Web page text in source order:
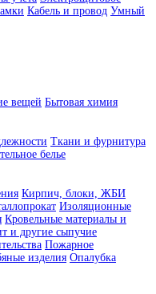
Кабель и провод Умный
вещей Бытовая химия
Ткани и фурнитура
белье
Кирпич, блоки, ЖБИ
Изоляционные
Кровельные материалы и
и другие сыпучие
Пожарное
изделия Опалубка